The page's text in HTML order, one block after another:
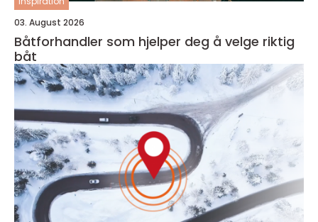
03. August 2026
Båtforhandler som hjelper deg å velge riktig
båt